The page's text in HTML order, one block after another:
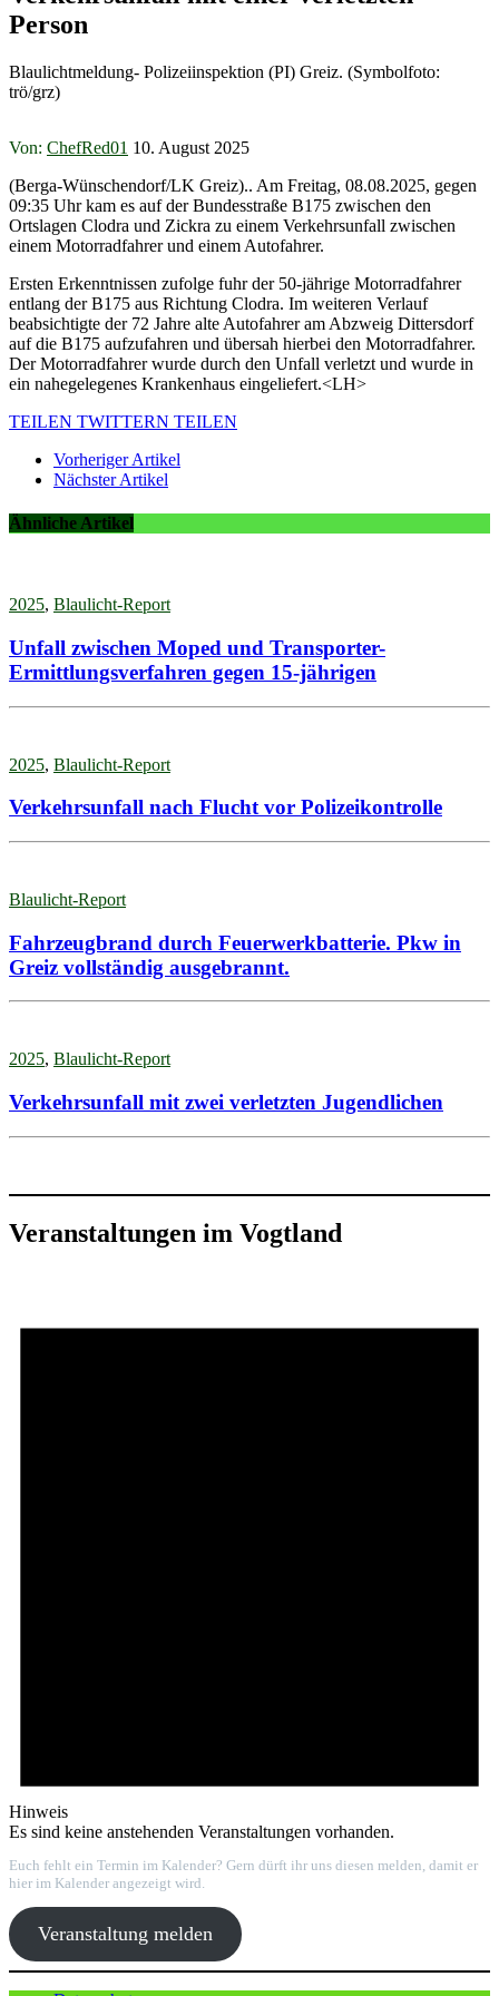
Person
Blaulichtmeldung- Polizeiinspektion (PI) Greiz. (Symbolfoto:
trö/grz)
Von: ChefRed01 10. August 2025
(Berga-Wünschendorf/LK Greiz).. Am Freitag, 08.08.2025, gegen
09:35 Uhr kam es auf der Bundesstraße B175 zwischen den
Ortslagen Clodra und Zickra zu einem Verkehrsunfall zwischen
einem Motorradfahrer und einem Autofahrer.
Ersten Erkenntnissen zufolge fuhr der 50-jährige Motorradfahrer
entlang der B175 aus Richtung Clodra. Im weiteren Verlauf
beabsichtigte der 72 Jahre alte Autofahrer am Abzweig Dittersdorf
auf die B175 aufzufahren und übersah hierbei den Motorradfahrer.
Der Motorradfahrer wurde durch den Unfall verletzt und wurde in
ein nahegelegenes Krankenhaus eingeliefert.<LH>
TEILEN TWITTERN TEILEN
Vorheriger Artikel
Nächster Artikel
Ähnliche Artikel
2025, Blaulicht-Report
Unfall zwischen Moped und Transporter-
Ermittlungsverfahren gegen 15-jährigen
2025, Blaulicht-Report
Verkehrsunfall nach Flucht vor Polizeikontrolle
Blaulicht-Report
Fahrzeugbrand durch Feuerwerkbatterie. Pkw in
Greiz vollständig ausgebrannt.
2025, Blaulicht-Report
Verkehrsunfall mit zwei verletzten Jugendlichen
Veranstaltungen im Vogtland
Hinweis
Es sind keine anstehenden Veranstaltungen vorhanden.
Euch fehlt ein Termin im Kalender? Gern dürft ihr uns diesen melden, damit er
hier im Kalender angezeigt wird.
Veranstaltung melden